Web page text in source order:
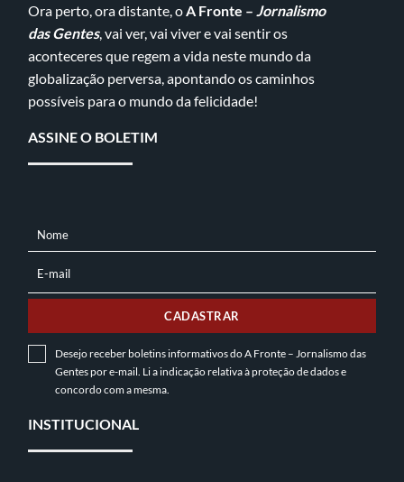
Ora perto, ora distante, oA Fronte – Jornalismo
das Gentes, vai ver, vai viver e vai sentir os
aconteceres que regem a vida neste mundo da
globalização perversa, apontando os caminhos
possíveis para o mundo da felicidade!
ASSINE O BOLETIM
NOME
Nome
MAIL
E-mail
CADASTRAR
Desejo receber boletins informativos do A Fronte – Jornalismo das
Gentes por e-mail. Li a indicação relativa àproteção de dadose
concordo com a mesma.
INSTITUCIONAL